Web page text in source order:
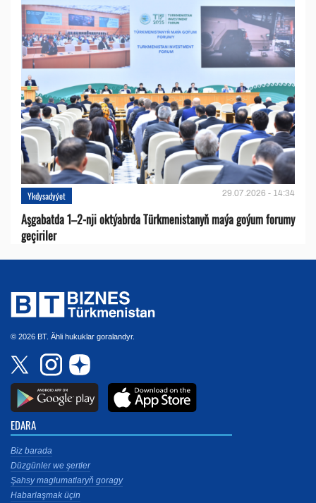
Ykdysadyýet 29.07.2026 - 14:34
Aşgabatda 1–2-nji oktýabrda Türkmenistanyň maýa goýum forumy
geçiriler
© 2026 BT. Ähli hukuklar goralandyr.
EDARA
Biz barada
Düzgünler we şertler
Şahsy maglumatlaryň goragy
Habarlaşmak üçin